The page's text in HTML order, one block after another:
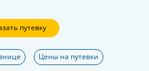
путевку
Цены на путевки